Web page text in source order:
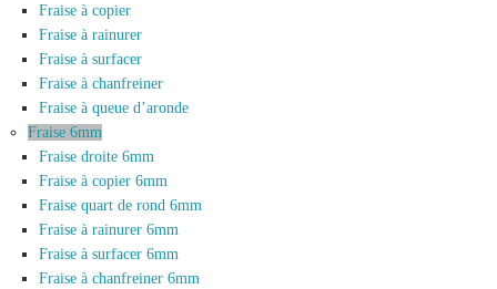
Fraise à copier
Fraise à rainurer
Fraise à surfacer
Fraise à chanfreiner
Fraise à queue d’aronde
Fraise 6mm
Fraise droite 6mm
Fraise à copier 6mm
Fraise quart de rond 6mm
Fraise à rainurer 6mm
Fraise à surfacer 6mm
Fraise à chanfreiner 6mm